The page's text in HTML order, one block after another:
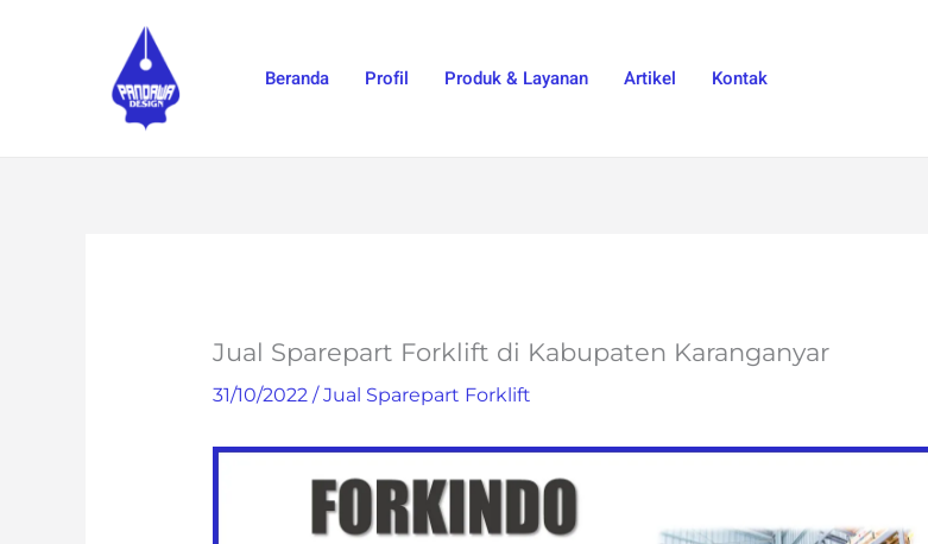
Beranda Profil Produk & Layanan Artikel Kontak
Jual Sparepart Forklift di Kabupaten Karanganyar
31/10/2022 /Jual Sparepart Forklift